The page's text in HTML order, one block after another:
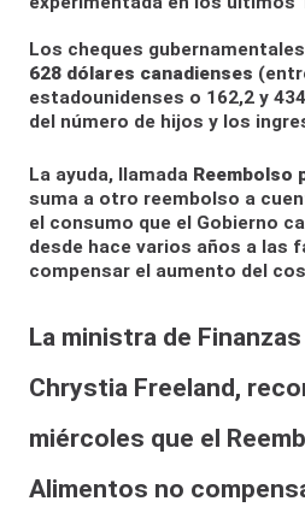
Los cheques
628 dólares canadienses
estadounidenses o 162,2 y
del número de hijos y los
La ayuda, llamada Reembolso
suma a otro reembolso a
el consumo que el Gobierno
desde hace varios años a las
compensar el aumento del
La ministra de Finanzas
Chrystia Freeland,
miércoles que el
Alimentos no